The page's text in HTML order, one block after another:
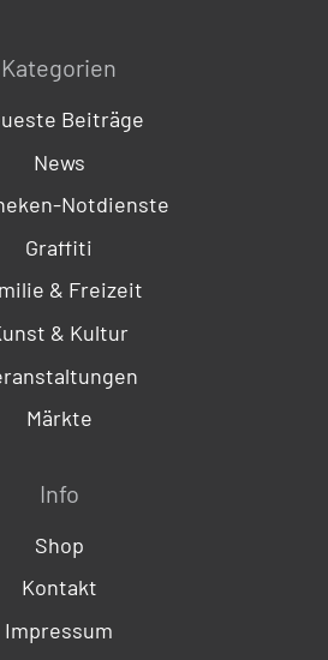
Kategorien
Beiträge
News
Notdienste
Graffiti
& Freizeit
& Kultur
Märkte
Info
Shop
Kontakt
Impressum